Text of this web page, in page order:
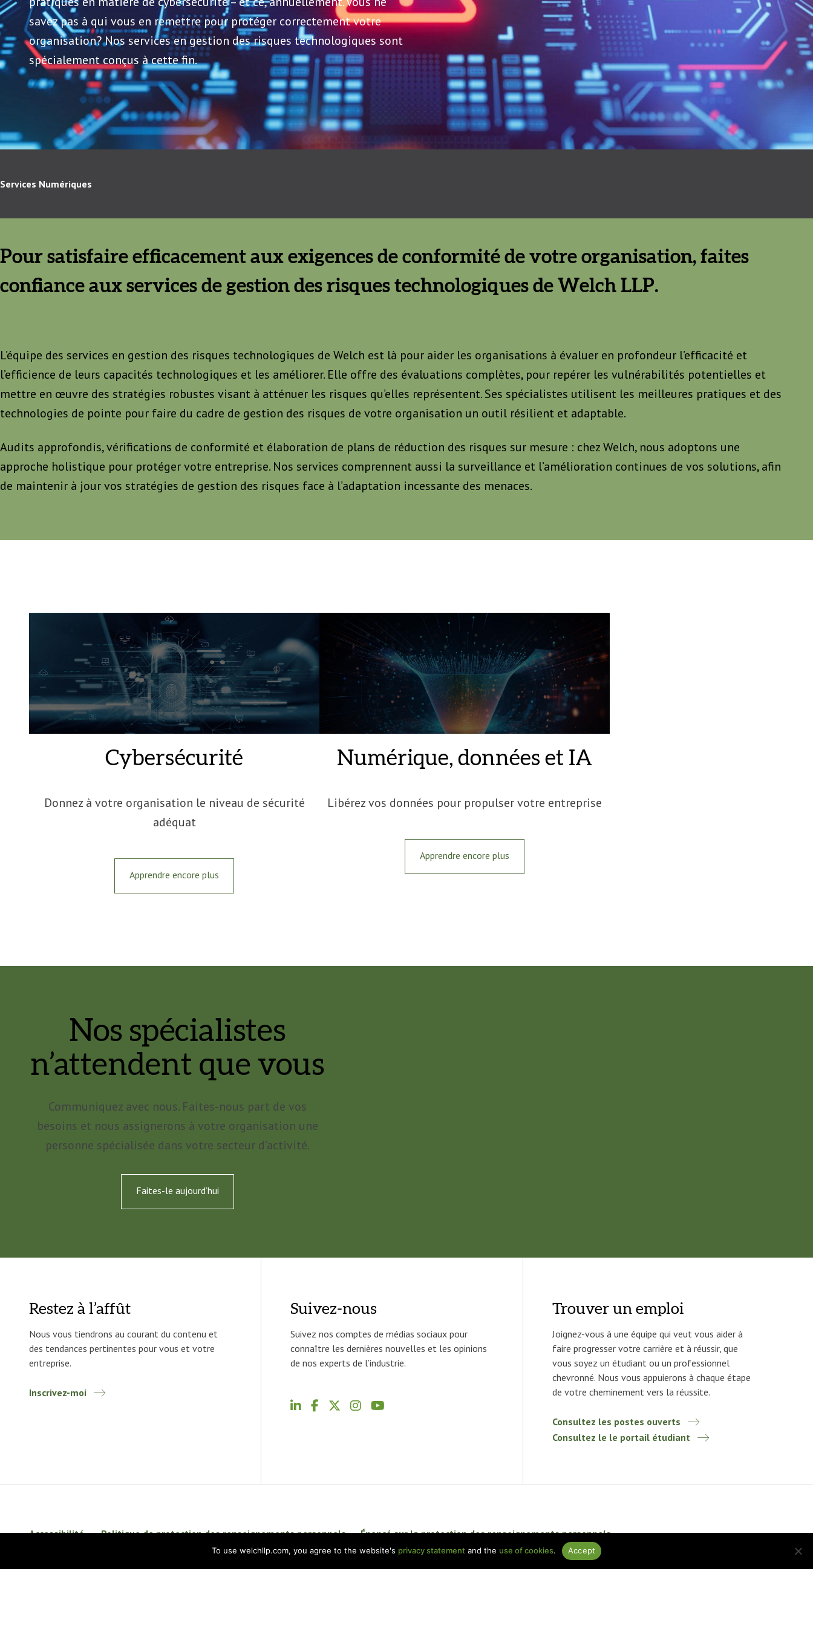
savez pas à qui vous en remettre pour protéger correctement votre
organisation? Nos services en gestion des risques technologiques sont
spécialement conçus à cette fin.
Services Numériques
Pour satisfaire efficacement aux exigences de conformité de votre organisation, faites
confiance aux services de gestion des risques technologiques de Welch LLP.
L’équipe des services en gestion des risques technologiques de Welch est là pour aider les organisations à évaluer en profondeur l’efficacité et
l’efficience de leurs capacités technologiques et les améliorer. Elle offre des évaluations complètes, pour repérer les vulnérabilités potentielles et
mettre en œuvre des stratégies robustes visant à atténuer les risques qu’elles représentent. Ses spécialistes utilisent les meilleures pratiques et des
technologies de pointe pour faire du cadre de gestion des risques de votre organisation un outil résilient et adaptable.
Audits approfondis, vérifications de conformité et élaboration de plans de réduction des risques sur mesure : chez Welch, nous adoptons une
approche holistique pour protéger votre entreprise. Nos services comprennent aussi la surveillance et l’amélioration continues de vos solutions, afin
de maintenir à jour vos stratégies de gestion des risques face à l’adaptation incessante des menaces.
Cybersécurité
Donnez à votre organisation le niveau de sécurité
adéquat
Apprendre encore plus
Numérique, données et IA
Libérez vos données pour propulser votre entreprise
Apprendre encore plus
Nos spécialistes
n’attendent que vous
Communiquez avec nous. Faites-nous part de vos
besoins et nous assignerons à votre organisation une
personne spécialisée dans votre secteur d’activité.
Faites-le aujourd’hui
Restez à l’affût
Nous vous tiendrons au courant du contenu et
des tendances pertinentes pour vous et votre
entreprise.
Inscrivez-moi
Suivez-nous
Suivez nos comptes de médias sociaux pour
connaître les dernières nouvelles et les opinions
de nos experts de l’industrie.
Trouver un emploi
Joignez-vous à une équipe qui veut vous aider à
faire progresser votre carrière et à réussir, que
vous soyez un étudiant ou un professionnel
chevronné. Nous vous appuierons à chaque étape
de votre cheminement vers la réussite.
Consultez les postes ouverts
Consultez le le portail étudiant
Accessibilité Politique de protection des renseignements personnels
Énoncé sur la protection des renseignements personnels
BKR InternationalTo use welchllp.com, you agree to the website's privacy statementand the use of cookies. Accept